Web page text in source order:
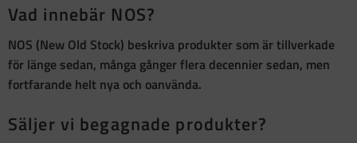
Vad innebär NOS?
NOS (New Old Stock) beskriva produkter som ärtillverkade
för länge sedan, många gånger flera decennier sedan, men
fortfarande helt nya och oanvända.
Säljer vi begagnade produkter?